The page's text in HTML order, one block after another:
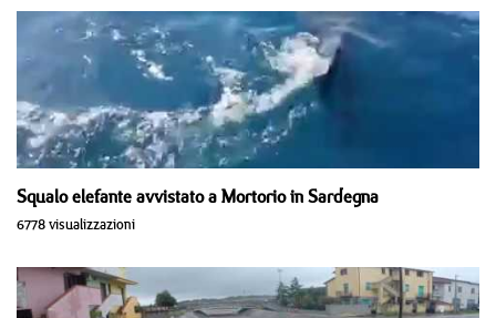
Squalo elefante avvistato a Mortorio in Sardegna
6778 visualizzazioni